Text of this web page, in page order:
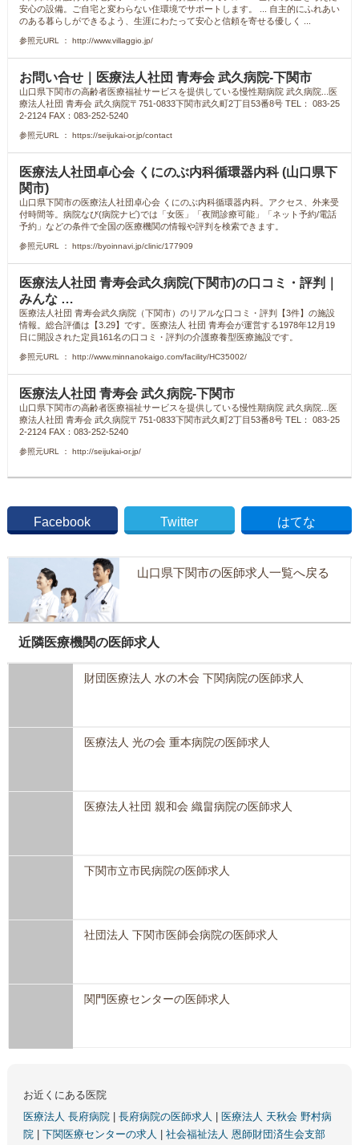
安心の設備。ご自宅と変わらない住環境でサポートします。 ... 自主的にふれあい
のある暮らしができるよう、生涯にわたって安心と信頼を寄せる優しく ...
参照元URL ： http://www.villaggio.jp/
お問い合せ｜医療法人社団 青寿会 武久病院-下関市
山口県下関市の高齢者医療福祉サービスを提供している慢性期病院 武久病院...医
療法人社団 青寿会 武久病院〒751-0833下関市武久町2丁目53番8号 TEL： 083-25
2-2124 FAX：083-252-5240
参照元URL ： https://seijukai-or.jp/contact
医療法人社団卓心会 くにのぶ内科循環器内科 (山口県下
関市)
山口県下関市の医療法人社団卓心会 くにのぶ内科循環器内科。アクセス、外来受
付時間等。病院なび(病院ナビ)では「女医」「夜間診療可能」「ネット予約/電話
予約」などの条件で全国の医療機関の情報や評判を検索できます。
参照元URL ： https://byoinnavi.jp/clinic/177909
医療法人社団 青寿会武久病院(下関市)の口コミ・評判｜
みんな …
医療法人社団 青寿会武久病院（下関市）のリアルな口コミ・評判【3件】の施設
情報。総合評価は【3.29】です。医療法人 社団 青寿会が運営する1978年12月19
日に開設された定員161名の口コミ・評判の介護療養型医療施設です。
参照元URL ： http://www.minnanokaigo.com/facility/HC35002/
医療法人社団 青寿会 武久病院-下関市
山口県下関市の高齢者医療福祉サービスを提供している慢性期病院 武久病院...医
療法人社団 青寿会 武久病院〒751-0833下関市武久町2丁目53番8号 TEL： 083-25
2-2124 FAX：083-252-5240
参照元URL ： http://seijukai-or.jp/
Facebook Twitter はてな
山口県下関市の医師求人一覧へ戻る
近隣医療機関の医師求人
財団医療法人 水の木会 下関病院の医師求人
医療法人 光の会 重本病院の医師求人
医療法人社団 親和会 織畠病院の医師求人
下関市立市民病院の医師求人
社団法人 下関市医師会病院の医師求人
関門医療センターの医師求人
お近くにある医院
医療法人 長府病院
長府病院の医師求人
医療法人 天秋会 野村病
院
下関医療センターの求人
社会福祉法人 恩師財団済生会支部